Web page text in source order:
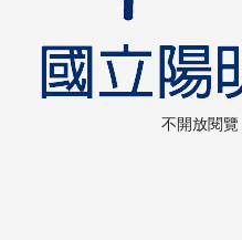
不開放閱覽